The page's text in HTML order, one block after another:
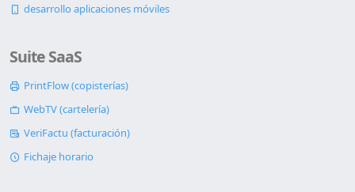
desarrollo aplicaciones móviles
Suite SaaS
PrintFlow (copisterías)
WebTV (cartelería)
VeriFactu (facturación)
Fichaje horario